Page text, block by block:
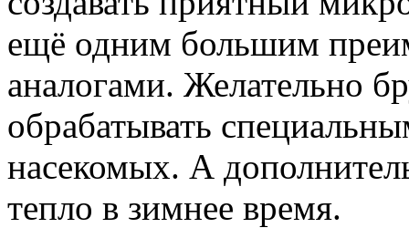
ещё одним большим
аналогами. Желательно
обрабатывать
насекомых. А
тепло в зимнее время.